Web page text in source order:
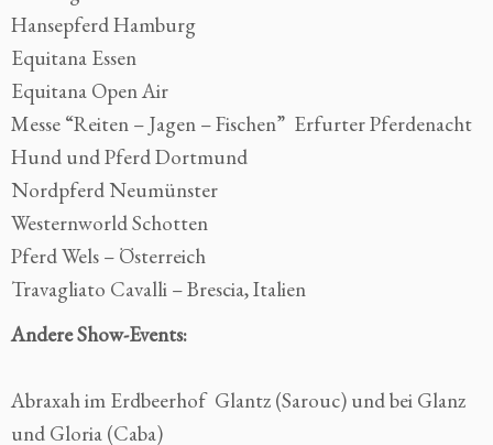
Hansepferd Hamburg
Equitana Essen
Equitana Open Air
Messe “Reiten – Jagen – Fischen” Erfurter Pferdenacht
Hund und Pferd Dortmund
Nordpferd Neumünster
Westernworld Schotten
Pferd Wels – Österreich
Travagliato Cavalli – Brescia, Italien
Andere Show-Events:
Abraxah im Erdbeerhof Glantz (Sarouc) und bei Glanz
und Gloria (Caba)